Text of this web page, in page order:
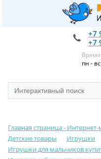
+7
+7
пн -
Главная страница - Интернет-
Детские товары
Игрушки
Игрушки для мальчиков